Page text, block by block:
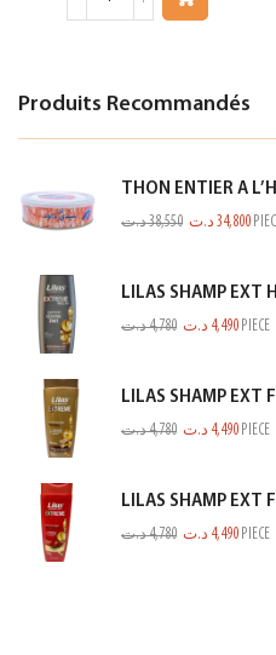
Produits Recommandés
38,550د.ت 34,800 د.ت
LILAS SHAMP EXT
4,780د.ت 4,490 د.ت PIECE
4,780د.ت 4,490 د.ت PIECE
4,780د.ت 4,490 د.ت PIECE